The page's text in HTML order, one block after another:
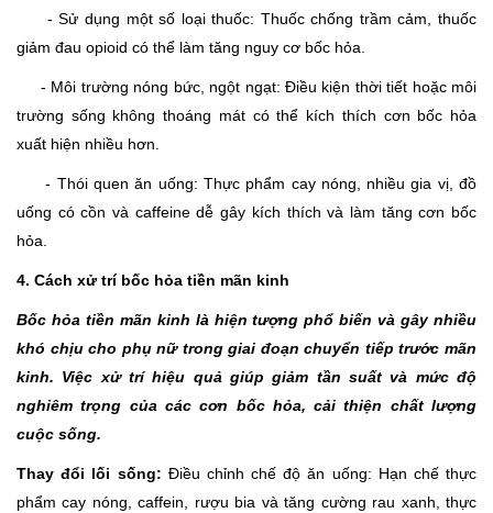
- Sử dụng một số loại thuốc: Thuốc chống trầm cảm, thuốc
giảm đau opioid có thể làm tăng nguy cơ bốc hỏa.
- Môi trường nóng bức, ngột ngạt: Điều kiện thời tiết hoặc môi
trường sống không thoáng mát có thể kích thích cơn bốc hỏa
xuất hiện nhiều hơn.
- Thói quen ăn uống: Thực phẩm cay nóng, nhiều gia vị, đồ
uống có cồn và caffeine dễ gây kích thích và làm tăng cơn bốc
hỏa.
4. Cách xử trí bốc hỏa tiền mãn kinh
Bốc hỏa tiền mãn kinh là hiện tượng phổ biến và gây nhiều
khó chịu cho phụ nữ trong giai đoạn chuyển tiếp trước mãn
kinh. Việc xử trí hiệu quả giúp giảm tần suất và mức độ
nghiêm trọng của các cơn bốc hỏa, cải thiện chất lượng
cuộc sống.
Thay đổi lối sống: Điều chỉnh chế độ ăn uống: Hạn chế thực
phẩm cay nóng, caffein, rượu bia và tăng cường rau xanh, thực